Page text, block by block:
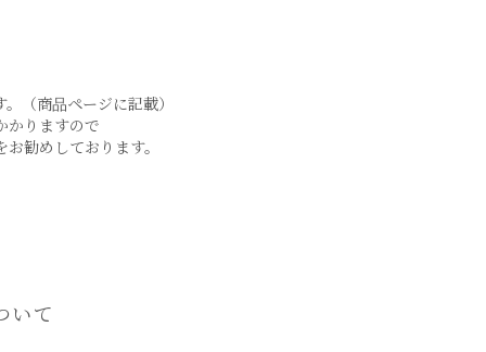
（商品ページに記載）
かりますので
勧めしております。
いて